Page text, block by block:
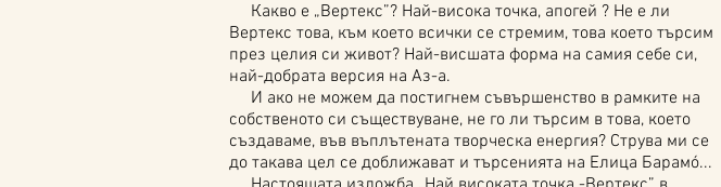
Какво е „Вертекс”? Най-висока точка, апогей ? Не е ли
Вертекс това, към което всички се стремим, това което търсим
през целия си живот? Най-висшата форма на самия себе си,
най-добрата версия на Аз-а.
И ако не можем да постигнем съвършенство в рамките на
собственото си съществуване, не го ли търсим в това, което
създаваме, във въплътената творческа енергия? Струва ми се
до такава цел се доближават и търсенията на Елица Барамó...